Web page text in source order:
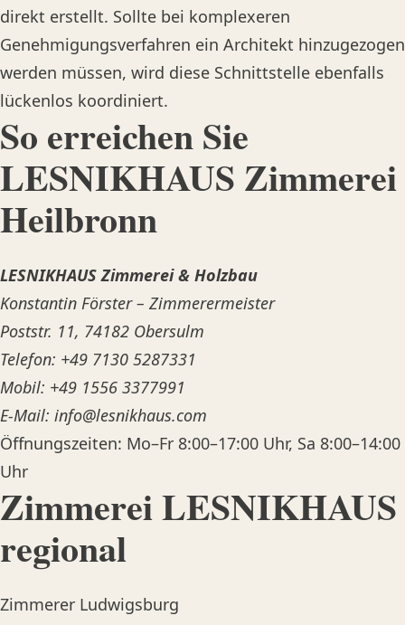
direkt erstellt. Sollte bei komplexeren
Genehmigungsverfahren ein Architekt hinzugezogen
werden müssen, wird diese Schnittstelle ebenfalls
lückenlos koordiniert.
So erreichen Sie
LESNIKHAUS Zimmerei
Heilbronn
LESNIKHAUS Zimmerei & Holzbau
Konstantin Förster – Zimmerermeister
Poststr. 11, 74182 Obersulm
Telefon: +49 7130 5287331
Mobil: +49 1556 3377991
E-Mail: info@lesnikhaus.com
Öffnungszeiten: Mo–Fr 8:00–17:00 Uhr, Sa 8:00–14:00
Uhr
Zimmerei LESNIKHAUS
regional
Zimmerer Ludwigsburg